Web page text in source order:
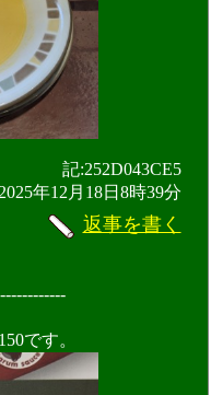
記:252D043CE5
2025年12月18日8時39分
返事を書く
です。